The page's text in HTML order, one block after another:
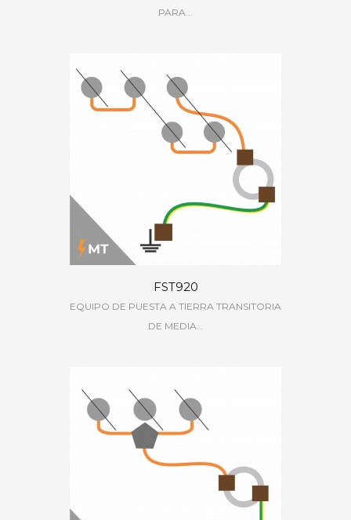
PARA...
FST920
EQUIPO DE PUESTA A TIERRA TRANSITORIA
DE MEDIA...